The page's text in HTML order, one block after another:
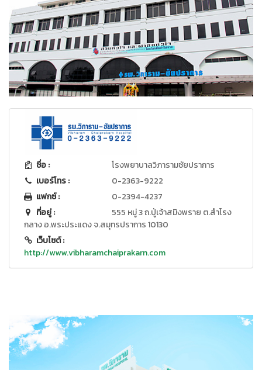
ชื่อ :
โรงพยาบาลวิภารามชัยปราการ
เบอร์โทร :
0-2363-9222
แฟกซ์ :
0-2394-4237
ที่อยู่ :
555 หมู่ 3 ถ.ปู่เจ้าสมิงพราย ต.สำโรง
กลาง อ.พระประแดง จ.สมุทรปราการ 10130
เว็บไซต์ :
http://www.vibharamchaiprakarn.com